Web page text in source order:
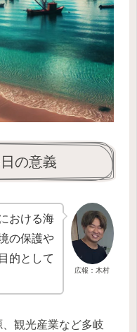
の意義
広報：木村
おける海
の保護や
的として
観光産業など多岐